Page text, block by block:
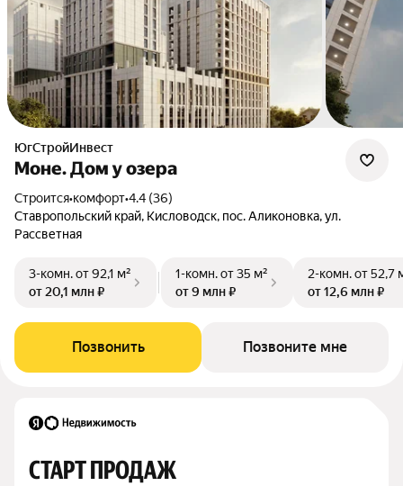
ЮгСтройИнвест
Моне. Дом у озера
Строится•комфорт•4.4 (36)
Ставропольский край, Кисловодск, пос. Аликоновка, ул.
Рассветная
3-комн.от 92,1 м²
от 20,1 млн ₽
1-комн.от 35 м²
от 9 млн ₽
2-комн.от 52,7
от 12,6 млн ₽
Позвонить Позвоните мне
СТАРТ ПРОДАЖ